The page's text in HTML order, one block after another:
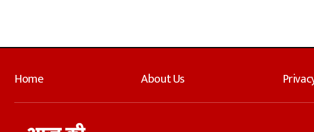
Home About Us